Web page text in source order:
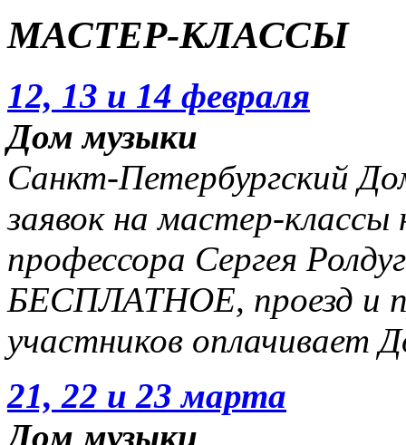
МАСТЕР-КЛАССЫ
12, 13 и 14 февраля
Дом музыки
Санкт-Петербургский
заявок на мастер-
профессора Сергея
БЕСПЛАТНОЕ, проезд и
участников оплачивает
21, 22 и 23 марта
Дом музыки